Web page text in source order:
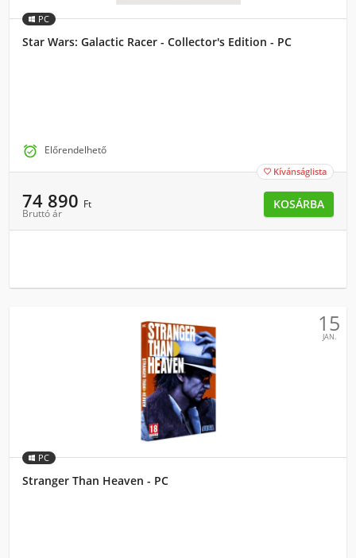
PC
Star Wars: Galactic Racer - Collector's Edition - PC
 Előrendelhető
 Kívánságlista
74 890 Ft
Bruttó ár
KOSÁRBA
15
JAN.
PC
Stranger Than Heaven - PC